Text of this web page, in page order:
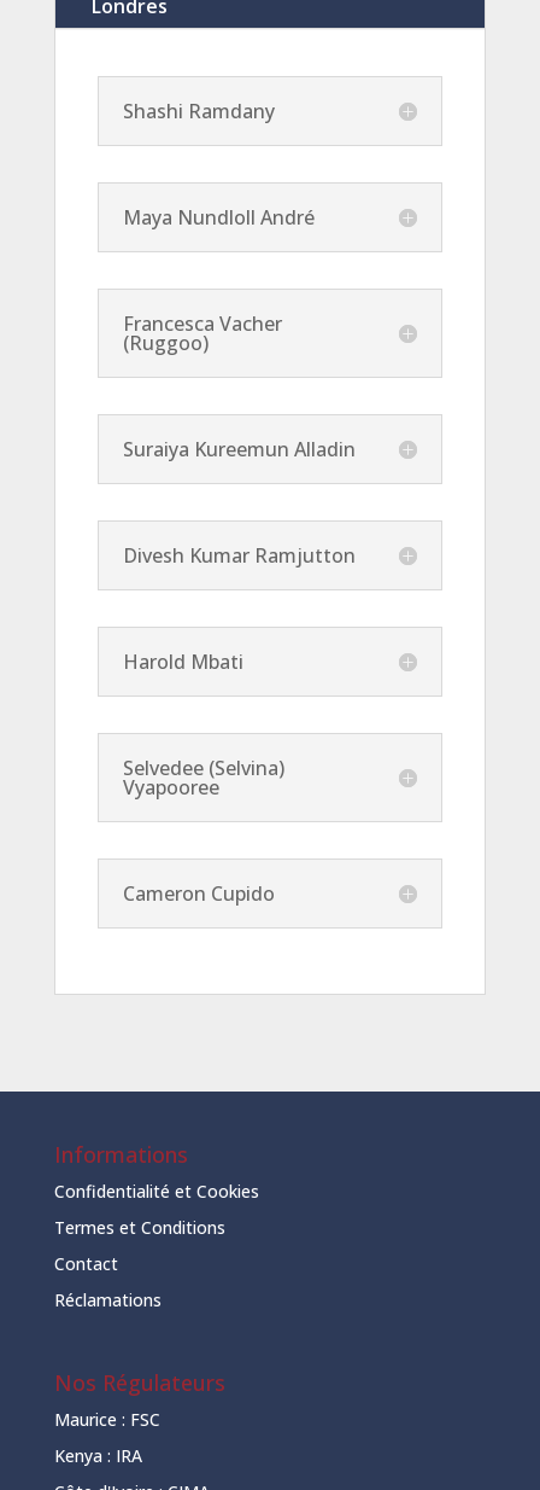
Londres
Shashi Ramdany
Maya Nundloll André
Francesca Vacher
(Ruggoo)
Suraiya Kureemun Alladin
Divesh Kumar Ramjutton
Harold Mbati
Selvedee (Selvina)
Vyapooree
Cameron Cupido
Informations
Confidentialité et Cookies
Termes et Conditions
Contact
Réclamations
Nos Régulateurs
Maurice : FSC
Kenya : IRA